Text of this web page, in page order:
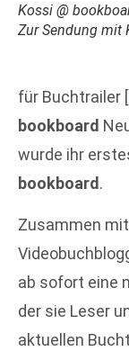
Kossi @
Zur Sendung mit
für Buchtrailer [
bookboard
wurde ihr
bookboard .
Zusammen
ab sofort eine
der sie Leser
aktuellen